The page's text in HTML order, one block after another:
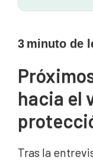
3 minuto de
hacia el
Tras la